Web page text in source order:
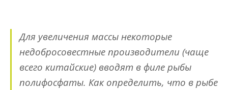
Для увеличения массы некоторые
недобросовестные производители (чаще
всего китайские) вводят в филе рыбы
полифосфаты. Как определить, что в рыбе